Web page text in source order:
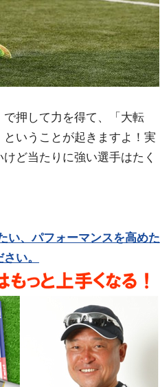
押して力を得て、「大転
いうことが起きますよ！実
ど当たりに強い選手はたく
い、パフォーマンスを高めた
い。